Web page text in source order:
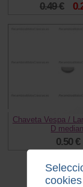
0.49 €
Chaveta Vespa /
D
0.50 €
cookies